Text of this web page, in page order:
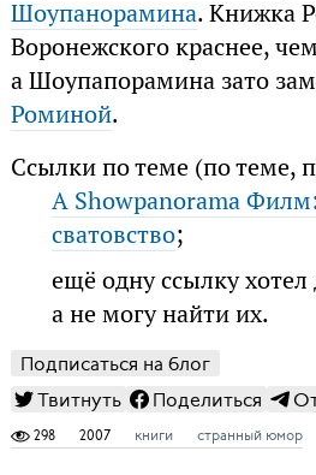
Шоупанорамина. Книжка
Воронежского краснее,
а Шоупапорамина зато
Роминой.
Ссылки по теме (по теме,
A Showpanorama
сватовство;
ещё одну ссылку
а не могу найти их.
Подписаться на блог
Твитнуть
Поделиться
298 2007 книги странный юмор